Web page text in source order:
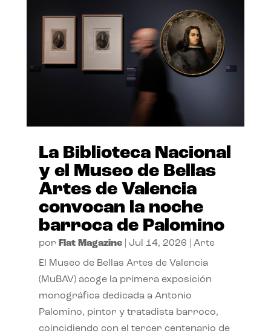
La Biblioteca Nacional
y el Museo de Bellas
Artes de Valencia
convocan la noche
barroca de Palomino
por Flat Magazine| Jul 14, 2026 Arte
El Museo de Bellas Artes de Valencia
(MuBAV) acoge la primera exposición
monográfica dedicada a Antonio
Palomino, pintor y tratadista barroco,
coincidiendo con el tercer centenario de